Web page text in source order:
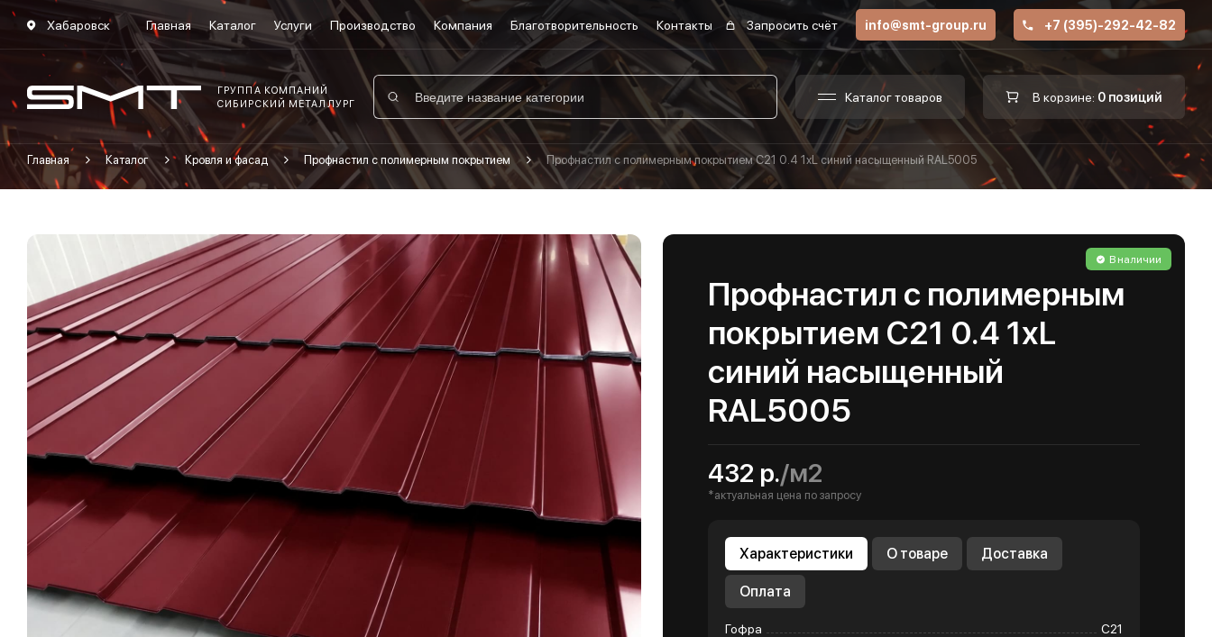
Хабаровск Главная Каталог Услуги Производство Компания Благотворительность Контакты Запросить счёт info@smt-group.ru +7 (395)-292-42-82
ГРУППА КОМПАНИЙ
СИБИРСКИЙ МЕТАЛЛУРГ
Каталог товаров В корзине: 0 позиций
Главная Каталог Кровля и фасад Профнастил с полимерным покрытием Профнастил с полимерным покрытием С21 0.4 1хL синий насыщенный RAL5005
В наличии
Профнастил с полимерным
покрытием С21 0.4 1хL
синий насыщенный
RAL5005
432 р./м2
*актуальная цена по запросу
Характеристики О товаре Доставка
Оплата
Гофра
С21